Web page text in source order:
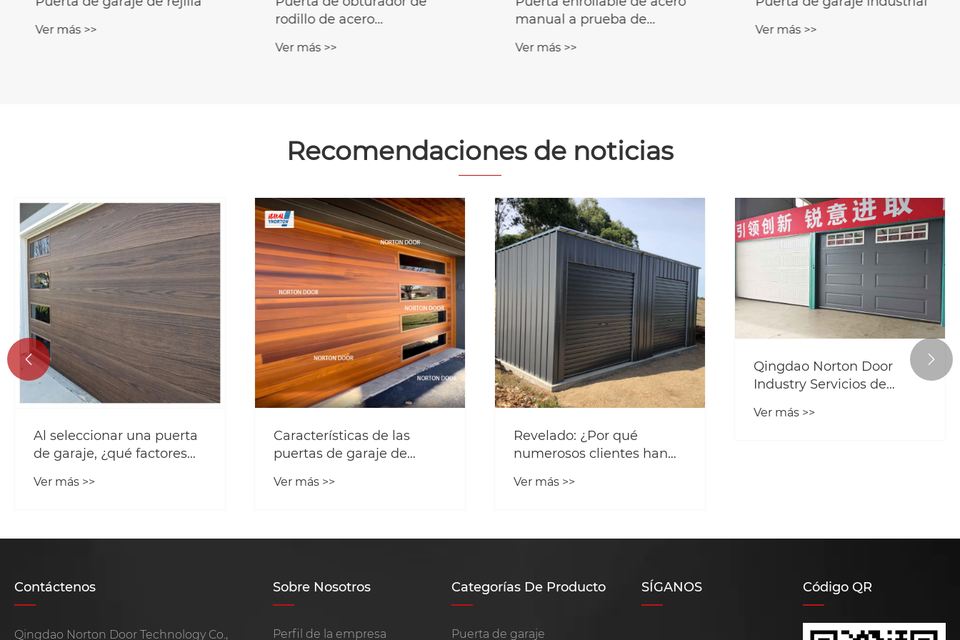
Ver más >>
rodillo de acero
Ver más >>
manual a prueba de
Ver más >>
Ver más >>
Recomendaciones de noticias
Al seleccionar una puerta
de garaje, ¿qué factores
considerar?
Ver más >>
Características de las
puertas de garaje de
Ver más >>
Revelado: ¿Por qué
numerosos clientes han
enrollables para
Ver más >>
Qingdao Norton Door
Industry Servicios de
personalizado
Ver más >>
 
Contáctenos
Qingdao Norton Door Technology Co.,
Sobre Nosotros
Perfil de la empresa
Categorías De Producto
Puerta de garaje
SÍGANOS Código QR